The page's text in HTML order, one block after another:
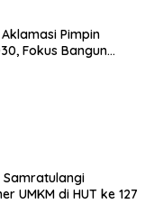
Pimpin
Fokus Bangun
Samratulangi
UMKM di HUT ke 127